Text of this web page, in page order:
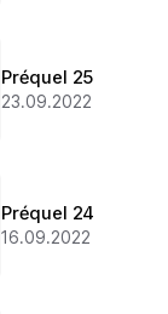
Préquel 25
23.09.2022
Préquel 24
16.09.2022